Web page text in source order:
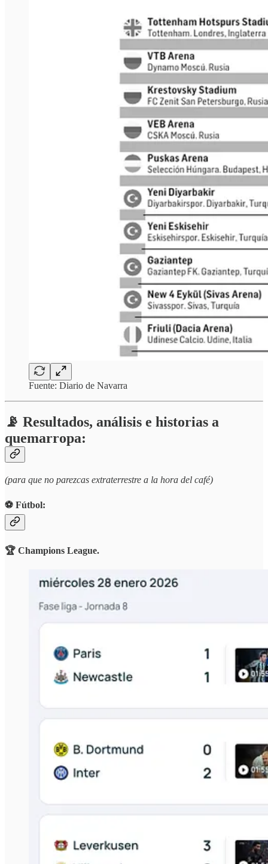
Fuente: Diario de Navarra
📡 Resultados, análisis e historias a
quemarropa:
(para que no parezcas extraterrestre a la hora del café)
⚽️ Fútbol:
🏆 Champions League.